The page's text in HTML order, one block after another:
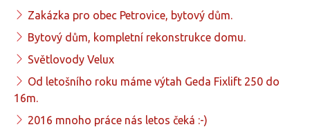
Zakázka pro obec Petrovice, bytový dům.
Bytový dům, kompletní rekonstrukce domu.
Světlovody Velux
Od letošního roku máme výtah Geda Fixlift 250 do
16m.
2016 mnoho práce nás letos čeká :-)